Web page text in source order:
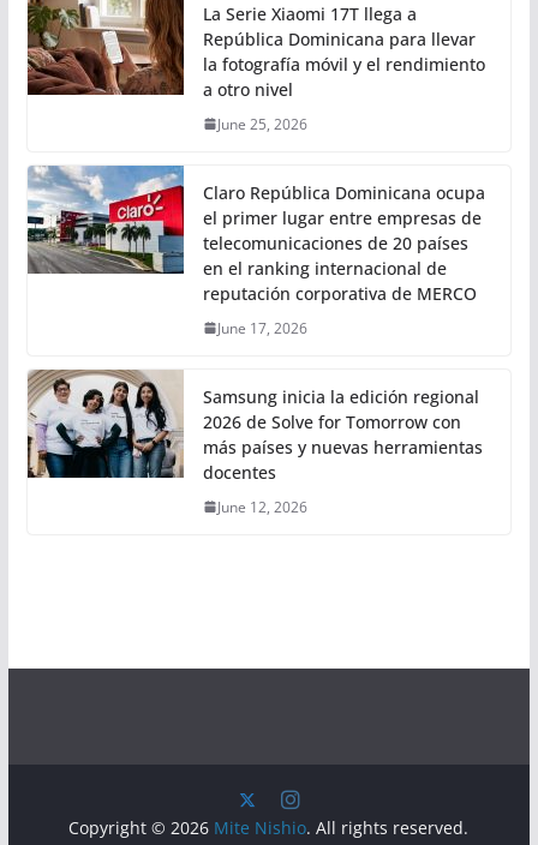
La Serie Xiaomi 17T llega a
República Dominicana para llevar
la fotografía móvil y el rendimiento
a otro nivel
June 25, 2026
Claro República Dominicana ocupa
el primer lugar entre empresas de
telecomunicaciones de 20 países
en el ranking internacional de
reputación corporativa de MERCO
June 17, 2026
Samsung inicia la edición regional
2026 de Solve for Tomorrow con
más países y nuevas herramientas
docentes
June 12, 2026
Copyright © 2026 Mite Nishio. All rights reserved.